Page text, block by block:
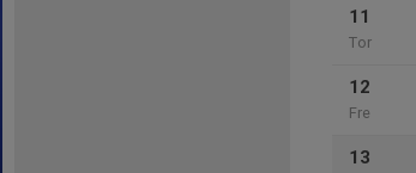
11
Tor
12
Fre
13